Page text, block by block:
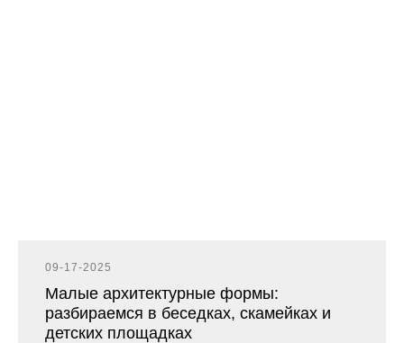
09-17-2025
Малые архитектурные формы:
разбираемся в беседках, скамейках и
детских площадках